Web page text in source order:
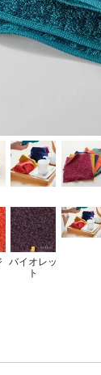
バイオレッ
ト